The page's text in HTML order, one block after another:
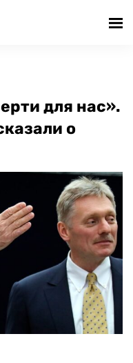
для нас».
о